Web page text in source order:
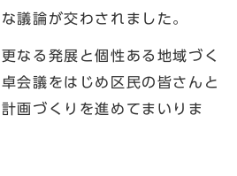
議論が交わされました。
なる発展と個性ある地域づく
会議をはじめ区民の皆さんと
画づくりを進めてまいりま